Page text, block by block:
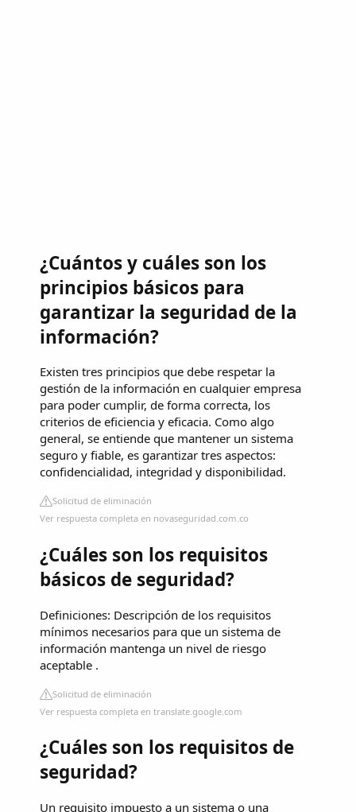
¿Cuántos y cuáles son los
principios básicos para
garantizar la seguridad de la
información?
Existen tres principios que debe respetar la
gestión de la información en cualquier empresa
para poder cumplir, de forma correcta, los
criterios de eficiencia y eficacia. Como algo
general, se entiende que mantener un sistema
seguro y fiable, es garantizar tres aspectos:
confidencialidad, integridad y disponibilidad.
Solicitud de eliminación
Ver respuesta completa en novaseguridad.com.co
¿Cuáles son los requisitos
básicos de seguridad?
Definiciones: Descripción de los requisitos
mínimos necesarios para que un sistema de
información mantenga un nivel de riesgo
aceptable .
Solicitud de eliminación
Ver respuesta completa en translate.google.com
¿Cuáles son los requisitos de
seguridad?
Un requisito impuesto a un sistema o una